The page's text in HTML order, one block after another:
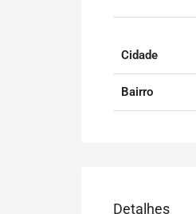
Cidade
Bairro
Detalhes